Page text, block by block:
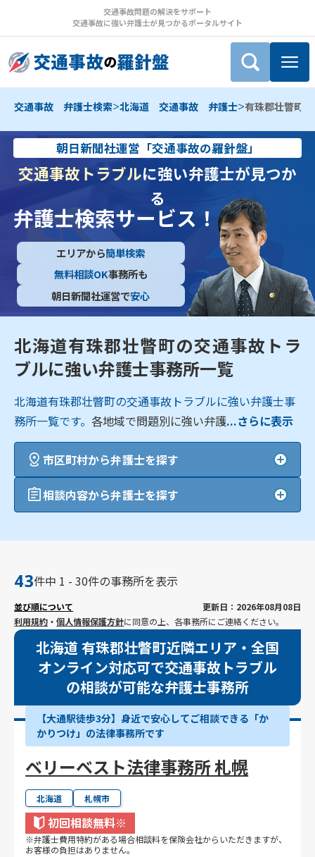
交通事故問題の解決をサポート
交通事故に強い弁護士が見つかるポータルサイト
交通事故 弁護士検索>北海道 交通事故 弁護士>有珠郡壮瞥町
朝日新聞社運営「交通事故の羅針盤」
交通事故トラブルに強い弁護士が見つか
る
弁護士検索サービス！
エリアから簡単検索
無料相談OK事務所も
朝日新聞社運営で安心
北海道有珠郡壮瞥町の交通事故トラ
ブルに強い弁護士事務所一覧
北海道有珠郡壮瞥町の交通事故トラブルに強い弁護士事
務所一覧です。各地域で問題別に強い弁護...さらに表示
市区町村から弁護士を探す
相談内容から弁護士を探す
43件中 1 - 30件の事務所を表示
並び順について
更新日：2026年08月08日
利用規約 ・個人情報保護方針に同意の上、各事務所にご連絡ください。
北海道 有珠郡壮瞥町近隣エリア・全国
オンライン対応可で交通事故トラブル
の相談が可能な弁護士事務所
【大通駅徒歩3分】身近で安心してご相談できる「か
かりつけ」の法律事務所です
ベリーベスト法律事務所 札幌
北海道 札幌市
初回相談無料※
※弁護士費用特約がある場合相談料を保険会社からいただきますが、
お客様の負担はありません。